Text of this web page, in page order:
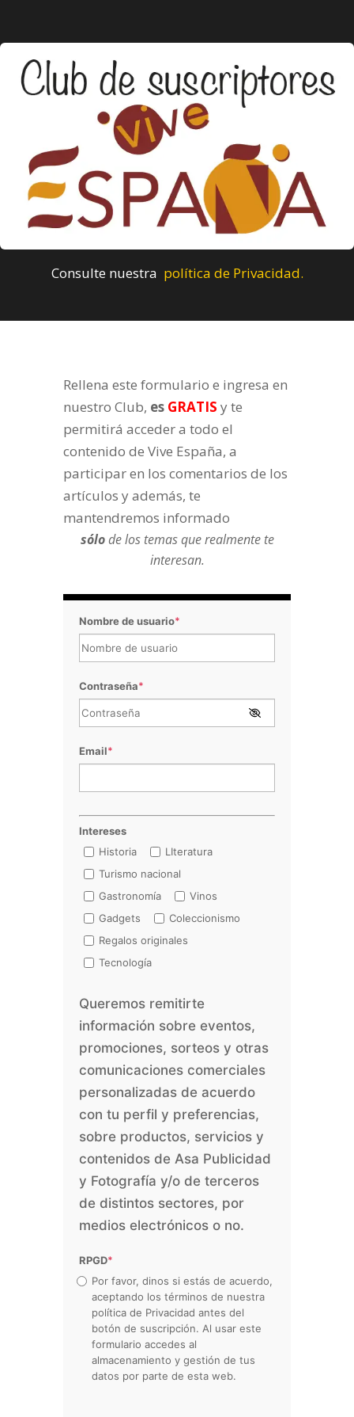
Consulte nuestra política de Privacidad.
Rellena este formulario e ingresa en
nuestro Club, es GRATIS y te
permitirá acceder a todo el
contenido de Vive España, a
participar en los comentarios de los
artículos y además, te
mantendremos informado
sólode los temas que realmente te
interesan.
Nombre de usuario*
Contraseña*
Email*
Intereses
Historia
LIteratura
Turismo nacional
Gastronomía
Vinos
Gadgets
Coleccionismo
Regalos originales
Tecnología
Queremos remitirte
información sobre eventos,
promociones, sorteos y otras
comunicaciones comerciales
personalizadas de acuerdo
con tu perfil y preferencias,
sobre productos, servicios y
contenidos de Asa Publicidad
y Fotografía y/o de terceros
de distintos sectores, por
medios electrónicos o no.
RPGD*
Por favor, dinos si estás de acuerdo,
aceptando los términos de nuestra
política de Privacidad antes del
botón de suscripción. Al usar este
formulario accedes al
almacenamiento y gestión de tus
datos por parte de esta web.